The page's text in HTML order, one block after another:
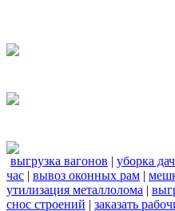
выгрузка вагонов | уборка
час | вывоз оконных рам |
утилизация металлолома |
снос строений | заказать